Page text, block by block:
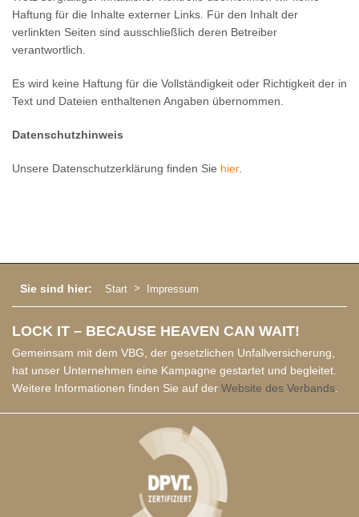
Haftung für die Inhalte externer Links. Für den Inhalt der
verlinkten Seiten sind ausschließlich deren Betreiber
verantwortlich.
Es wird keine Haftung für die Vollständigkeit oder Richtigkeit der in
Text und Dateien enthaltenen Angaben übernommen.
Datenschutzhinweis
Unsere Datenschutzerklärung finden Sie hier.
Sie sind hier: Start Impressum
LOCK IT – BECAUSE HEAVEN CAN WAIT!
Gemeinsam mit dem VBG, der gesetzlichen Unfallversicherung,
hat unser Unternehmen eine Kampagne gestartet und begleitet.
Weitere Informationen finden Sie auf der Website des Verbands